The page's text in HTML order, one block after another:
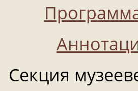
Секция